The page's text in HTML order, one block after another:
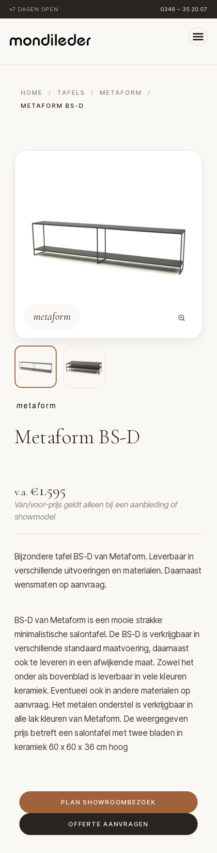
7 DAGEN OPEN 0346 – 35 20 07
HOME / TAFELS / METAFORM
/
METAFORM BS-D
metaform
Metaform BS-D
v.a. €1.595
Van/voor-prijs geldt alleen bij een aanbieding of
showmodel
Bijzondere tafel BS-D vanMetaform. Leverbaar in
verschillende uitvoeringen en materialen. Daarnaast
wensmaten op aanvraag.
BS-D van Metaform is een mooie strakke
minimalistische salontafel. De BS-D is verkrijgbaar in
verschillende standaard maatvoering, daarnaast
ook te leveren in een afwijkende maat. Zowel het
onder als bovenblad is leverbaar in vele kleuren
keramiek. Eventueel ook in andere materialen op
aanvraag. Het metalen onderstel is verkrijgbaar in
alle lak kleuren van Metaform. De weergegeven
prijs betreft een salontafel met twee bladen in
keramiek 60 x 60 x 36 cm hoog
PLAN SHOWROOMBEZOEK
OFFERTE AANVRAGEN